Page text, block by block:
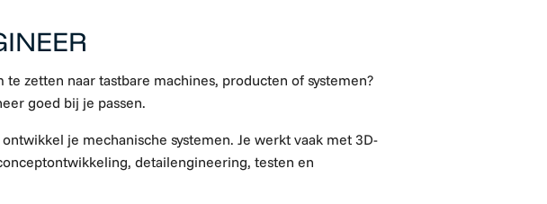
zetten naar tastbare machines, producten of systemen?
goed bij je passen.
je mechanische systemen. Je werkt vaak met 3D-
detailengineering, testen en